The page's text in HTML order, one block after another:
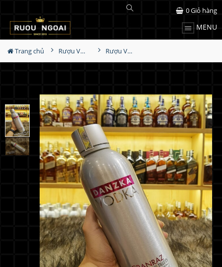
MENU
0Giỏ hàng
Trang chủ Rượu Vodka Rượu Vodka Danzka Cranraz